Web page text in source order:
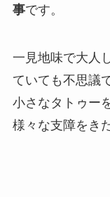
事です。
一見地味で大人
ていても不思議
小さなタトゥー
様々な支障をき